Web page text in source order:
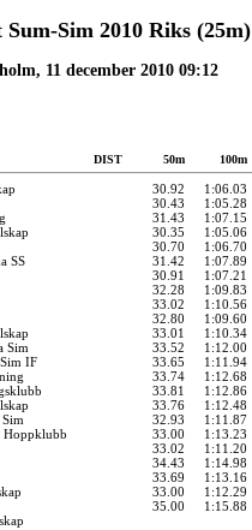
Sum-Sim 2010 Riks (25m)
11 december 2010 09:12
DIST 50m 100m
30.92 1:06.03
30.43 1:05.28
31.43 1:07.15
30.35 1:05.06
30.70 1:06.70
SS 31.42 1:07.89
30.91 1:07.21
32.28 1:09.83
33.02 1:10.56
32.80 1:09.60
33.01 1:10.34
Sim 33.52 1:12.00
IF 33.65 1:11.94
33.74 1:12.68
33.81 1:12.86
33.76 1:12.48
32.93 1:11.87
Hoppklubb 33.00 1:13.23
33.02 1:11.20
34.43 1:14.98
33.69 1:13.16
33.00 1:12.29
35.00 1:15.88